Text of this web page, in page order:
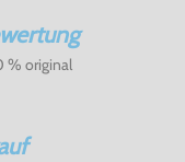
% original